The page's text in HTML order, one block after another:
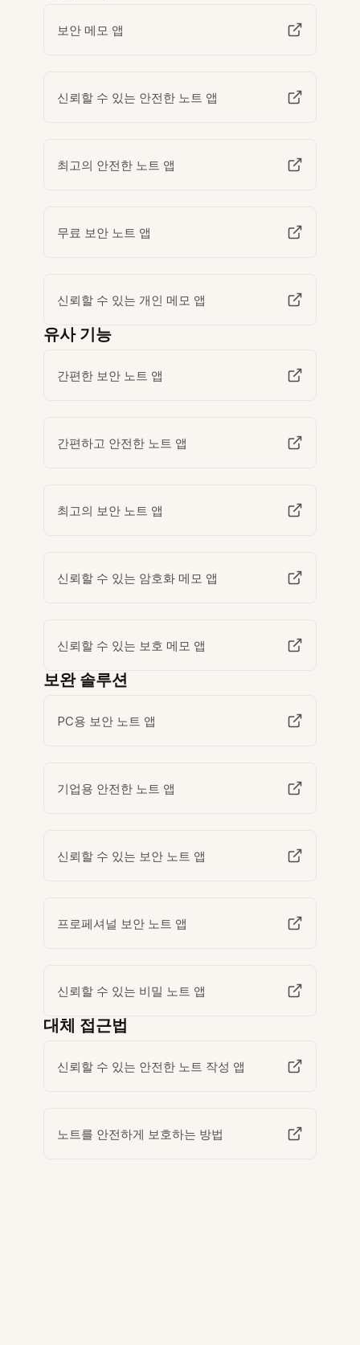
보안 메모 앱
신뢰할 수 있는 안전한 노트 앱
최고의 안전한 노트 앱
무료 보안 노트 앱
신뢰할 수 있는 개인 메모 앱
유사 기능
간편한 보안 노트 앱
간편하고 안전한 노트 앱
최고의 보안 노트 앱
신뢰할 수 있는 암호화 메모 앱
신뢰할 수 있는 보호 메모 앱
보완 솔루션
PC용 보안 노트 앱
기업용 안전한 노트 앱
신뢰할 수 있는 보안 노트 앱
프로페셔널 보안 노트 앱
신뢰할 수 있는 비밀 노트 앱
대체 접근법
신뢰할 수 있는 안전한 노트 작성 앱
노트를 안전하게 보호하는 방법